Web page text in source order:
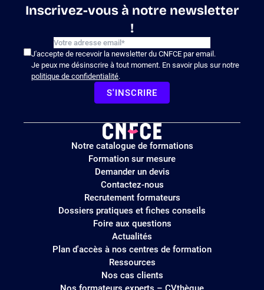
Inscrivez-vous à notre newsletter
!
J'accepte de recevoir la newsletter du CNFCE par email.
Je peux me désinscrire à tout moment. En savoir plus sur notre
politique de confidentialité.
S'INSCRIRE
Logo
site
Notre catalogue de formations
Formation sur mesure
Demander un devis
Contactez-nous
Recrutement formateurs
Dossiers pratiques et fiches conseils
Foire aux questions
Actualités
Plan d'accès à nos centres de formation
Ressources
Nos cas clients